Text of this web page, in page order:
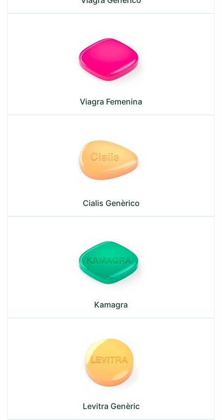
Viagra Femenina
Cialis Genèrico
Kamagra
Levitra Genèric